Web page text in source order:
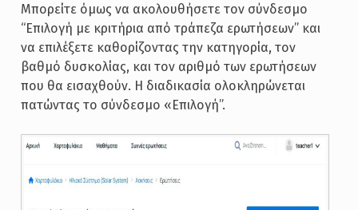
Μπορείτε όμως να ακολουθήσετε τον σύνδεσμο
“Επιλογή με κριτήρια από τράπεζα ερωτήσεων” και
να επιλέξετε καθορίζοντας την κατηγορία, τον
βαθμό δυσκολίας, και τον αριθμό των ερωτήσεων
που θα εισαχθούν. Η διαδικασία ολοκληρώνεται
πατώντας το σύνδεσμο «Επιλογή”.